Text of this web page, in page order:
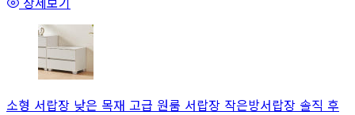
소형 서랍장 낮은 목재 고급 원룸 서랍장 작은방서랍장 솔직 후